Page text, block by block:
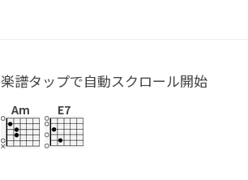
楽譜タップで自動スクロール開始
Am E7